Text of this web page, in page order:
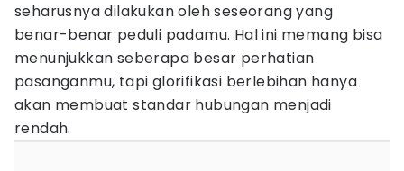
seharusnya dilakukan oleh seseorang yang
benar-benar peduli padamu. Hal ini memang bisa
menunjukkan seberapa besar perhatian
pasanganmu, tapi glorifikasi berlebihan hanya
akan membuat standar hubungan menjadi
rendah.